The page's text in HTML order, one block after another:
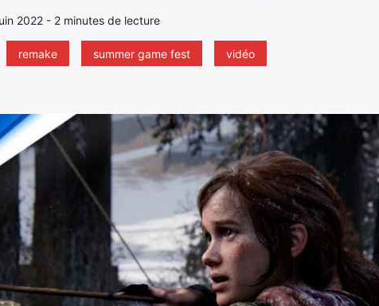
2022 - 2 minutes de lecture
remake summer game fest vidéo